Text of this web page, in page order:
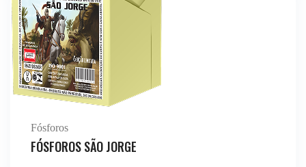
Fósforos
FÓSFOROS SÃO JORGE